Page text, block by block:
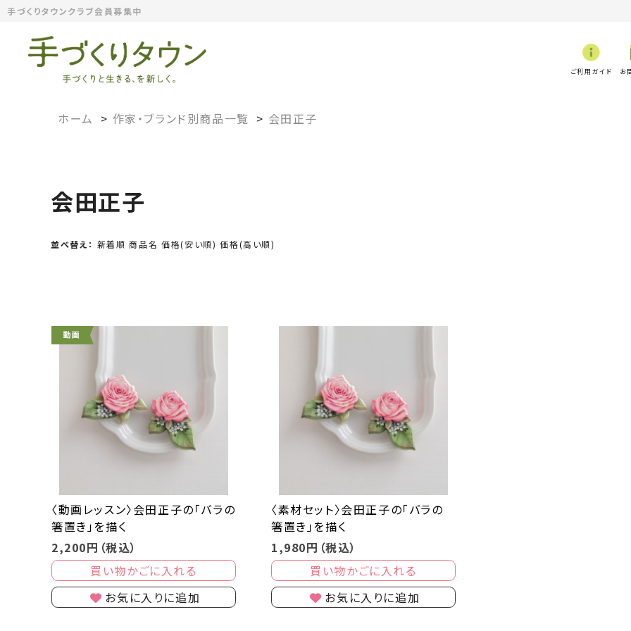
手づくりタウンクラブ会員募集中
ご利用ガイド お
ホーム > 作家・ブランド別商品一覧 > 会田正子
会田正子
並べ替え： 新着順 商品名 価格(安い順) 価格(高い順)
〈動画レッスン〉会田正子の「バラの
箸置き」を描く
2,200円（税込）
買い物かごに入れる
お気に入りに追加
〈素材セット〉会田正子の「バラの
箸置き」を描く
1,980円（税込）
買い物かごに入れる
お気に入りに追加